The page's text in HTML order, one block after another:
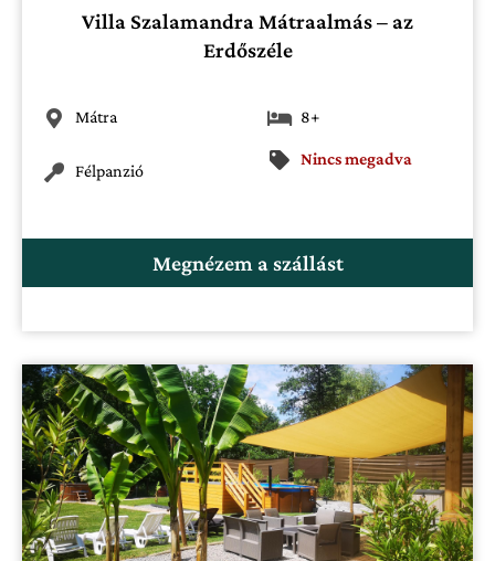
Villa Szalamandra Mátraalmás – az
Erdőszéle
Mátra
Félpanzió
8+
Nincs megadva
Megnézem a szállást